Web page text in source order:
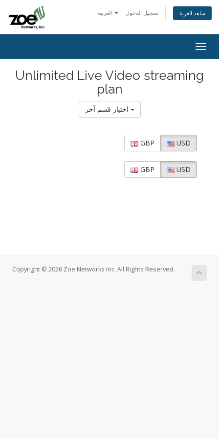
تسجيل الدخول شاهد العربة
Unlimited Live Video streaming
plan
GBP USD
GBP USD
Copyright © 2026 Zoe Networks Inc. All Rights Reserved.